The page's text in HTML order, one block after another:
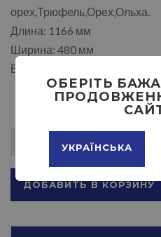
орех,Трюфель,Орех,Ольха.
Длина: 1166 мм
Ширина: 480 мм
Высота: 920 мм
ДОБАВИТЬ В КОРЗИНУ
ОБЕРІТЬ
УКРАЇНСЬКА